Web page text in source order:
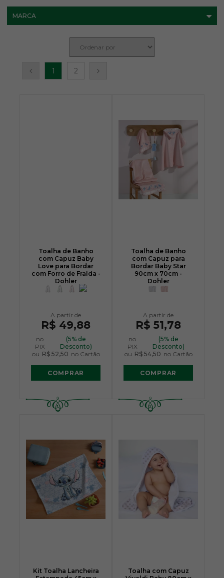
MARCA
1 2
Toalha de Banho
com Capuz Baby
Love para Bordar
com Forro de Fralda -
Dohler
R$ 49,88
no
PIX
(5% de
Desconto)
ou R$ 52,50 no Cartão
COMPRAR
Toalha de Banho
com Capuz para
Bordar Baby Star
90cm x 70cm -
Dohler
R$ 51,78
no
PIX
(5% de
Desconto)
ou R$ 54,50 no Cartão
COMPRAR
Kit Toalha Lancheira
Toalha com Capuz